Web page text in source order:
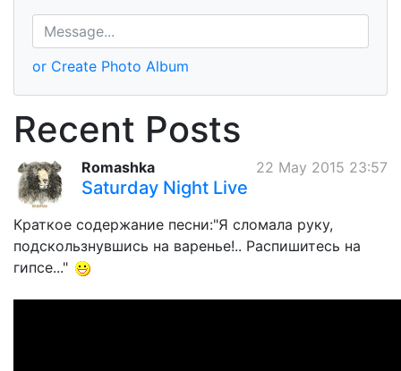
or Create Photo Album
Recent Posts
22 May 2015 23:57
Romashka
Saturday Night Live
Краткое содержание песни:"Я сломала руку,
подскользнувшись на варенье!.. Распишитесь на
гипсе..."